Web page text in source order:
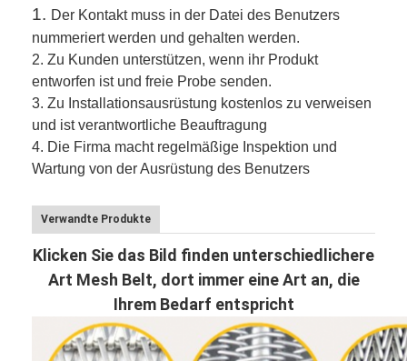
1. Der Kontakt muss in der Datei des Benutzers
nummeriert werden und gehalten werden.
2.Zu Kunden unterstützen, wenn ihr Produkt
entworfen ist und freie Probe senden.
3.Zu Installationsausrüstung kostenlos zu verweisen
und ist verantwortliche Beauftragung
4. Die Firma macht regelmäßige Inspektion und
Wartung von der Ausrüstung des Benutzers
Verwandte Produkte
Klicken Sie das Bild finden unterschiedlichere
Art Mesh Belt, dort immer eine Art an, die
Ihrem Bedarf entspricht